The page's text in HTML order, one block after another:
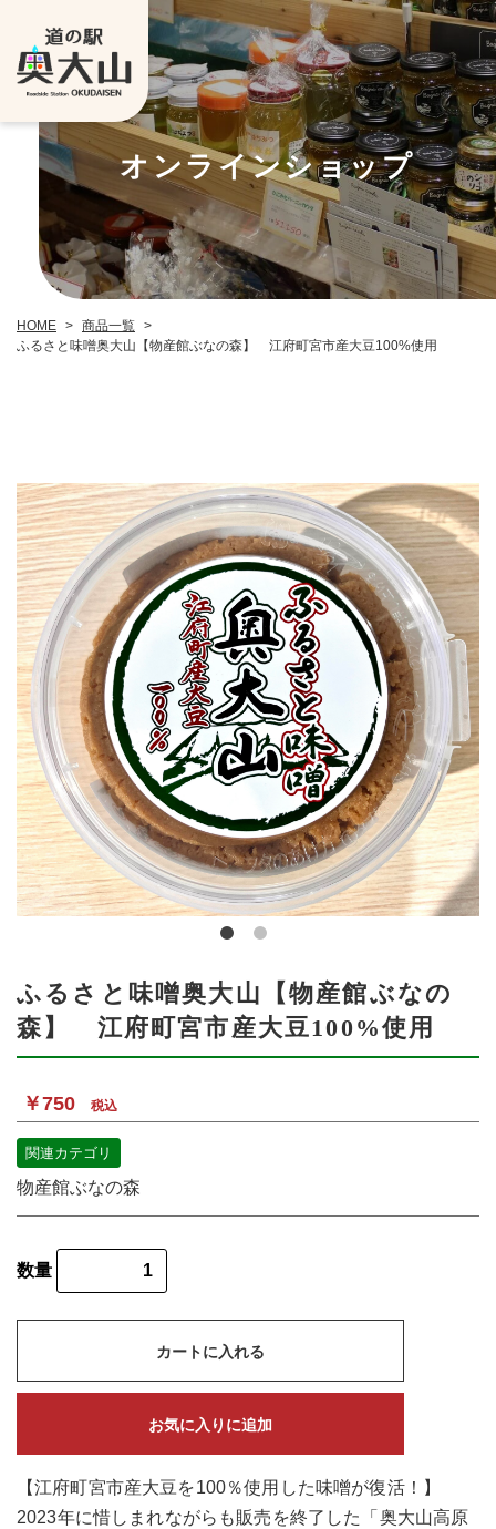
オンラインショップ
HOME > 商品一覧 >
ふるさと味噌奥大山【物産館ぶなの森】 江府町宮市産大豆100%使用
ふるさと味噌奥大山【物産館ぶなの
森】 江府町宮市産大豆100%使用
￥750 税込
関連カテゴリ
物産館ぶなの森
数量
カートに入れる
お気に入りに追加
【江府町宮市産大豆を100％使用した味噌が復活！】
2023年に惜しまれながらも販売を終了した「奥大山高原